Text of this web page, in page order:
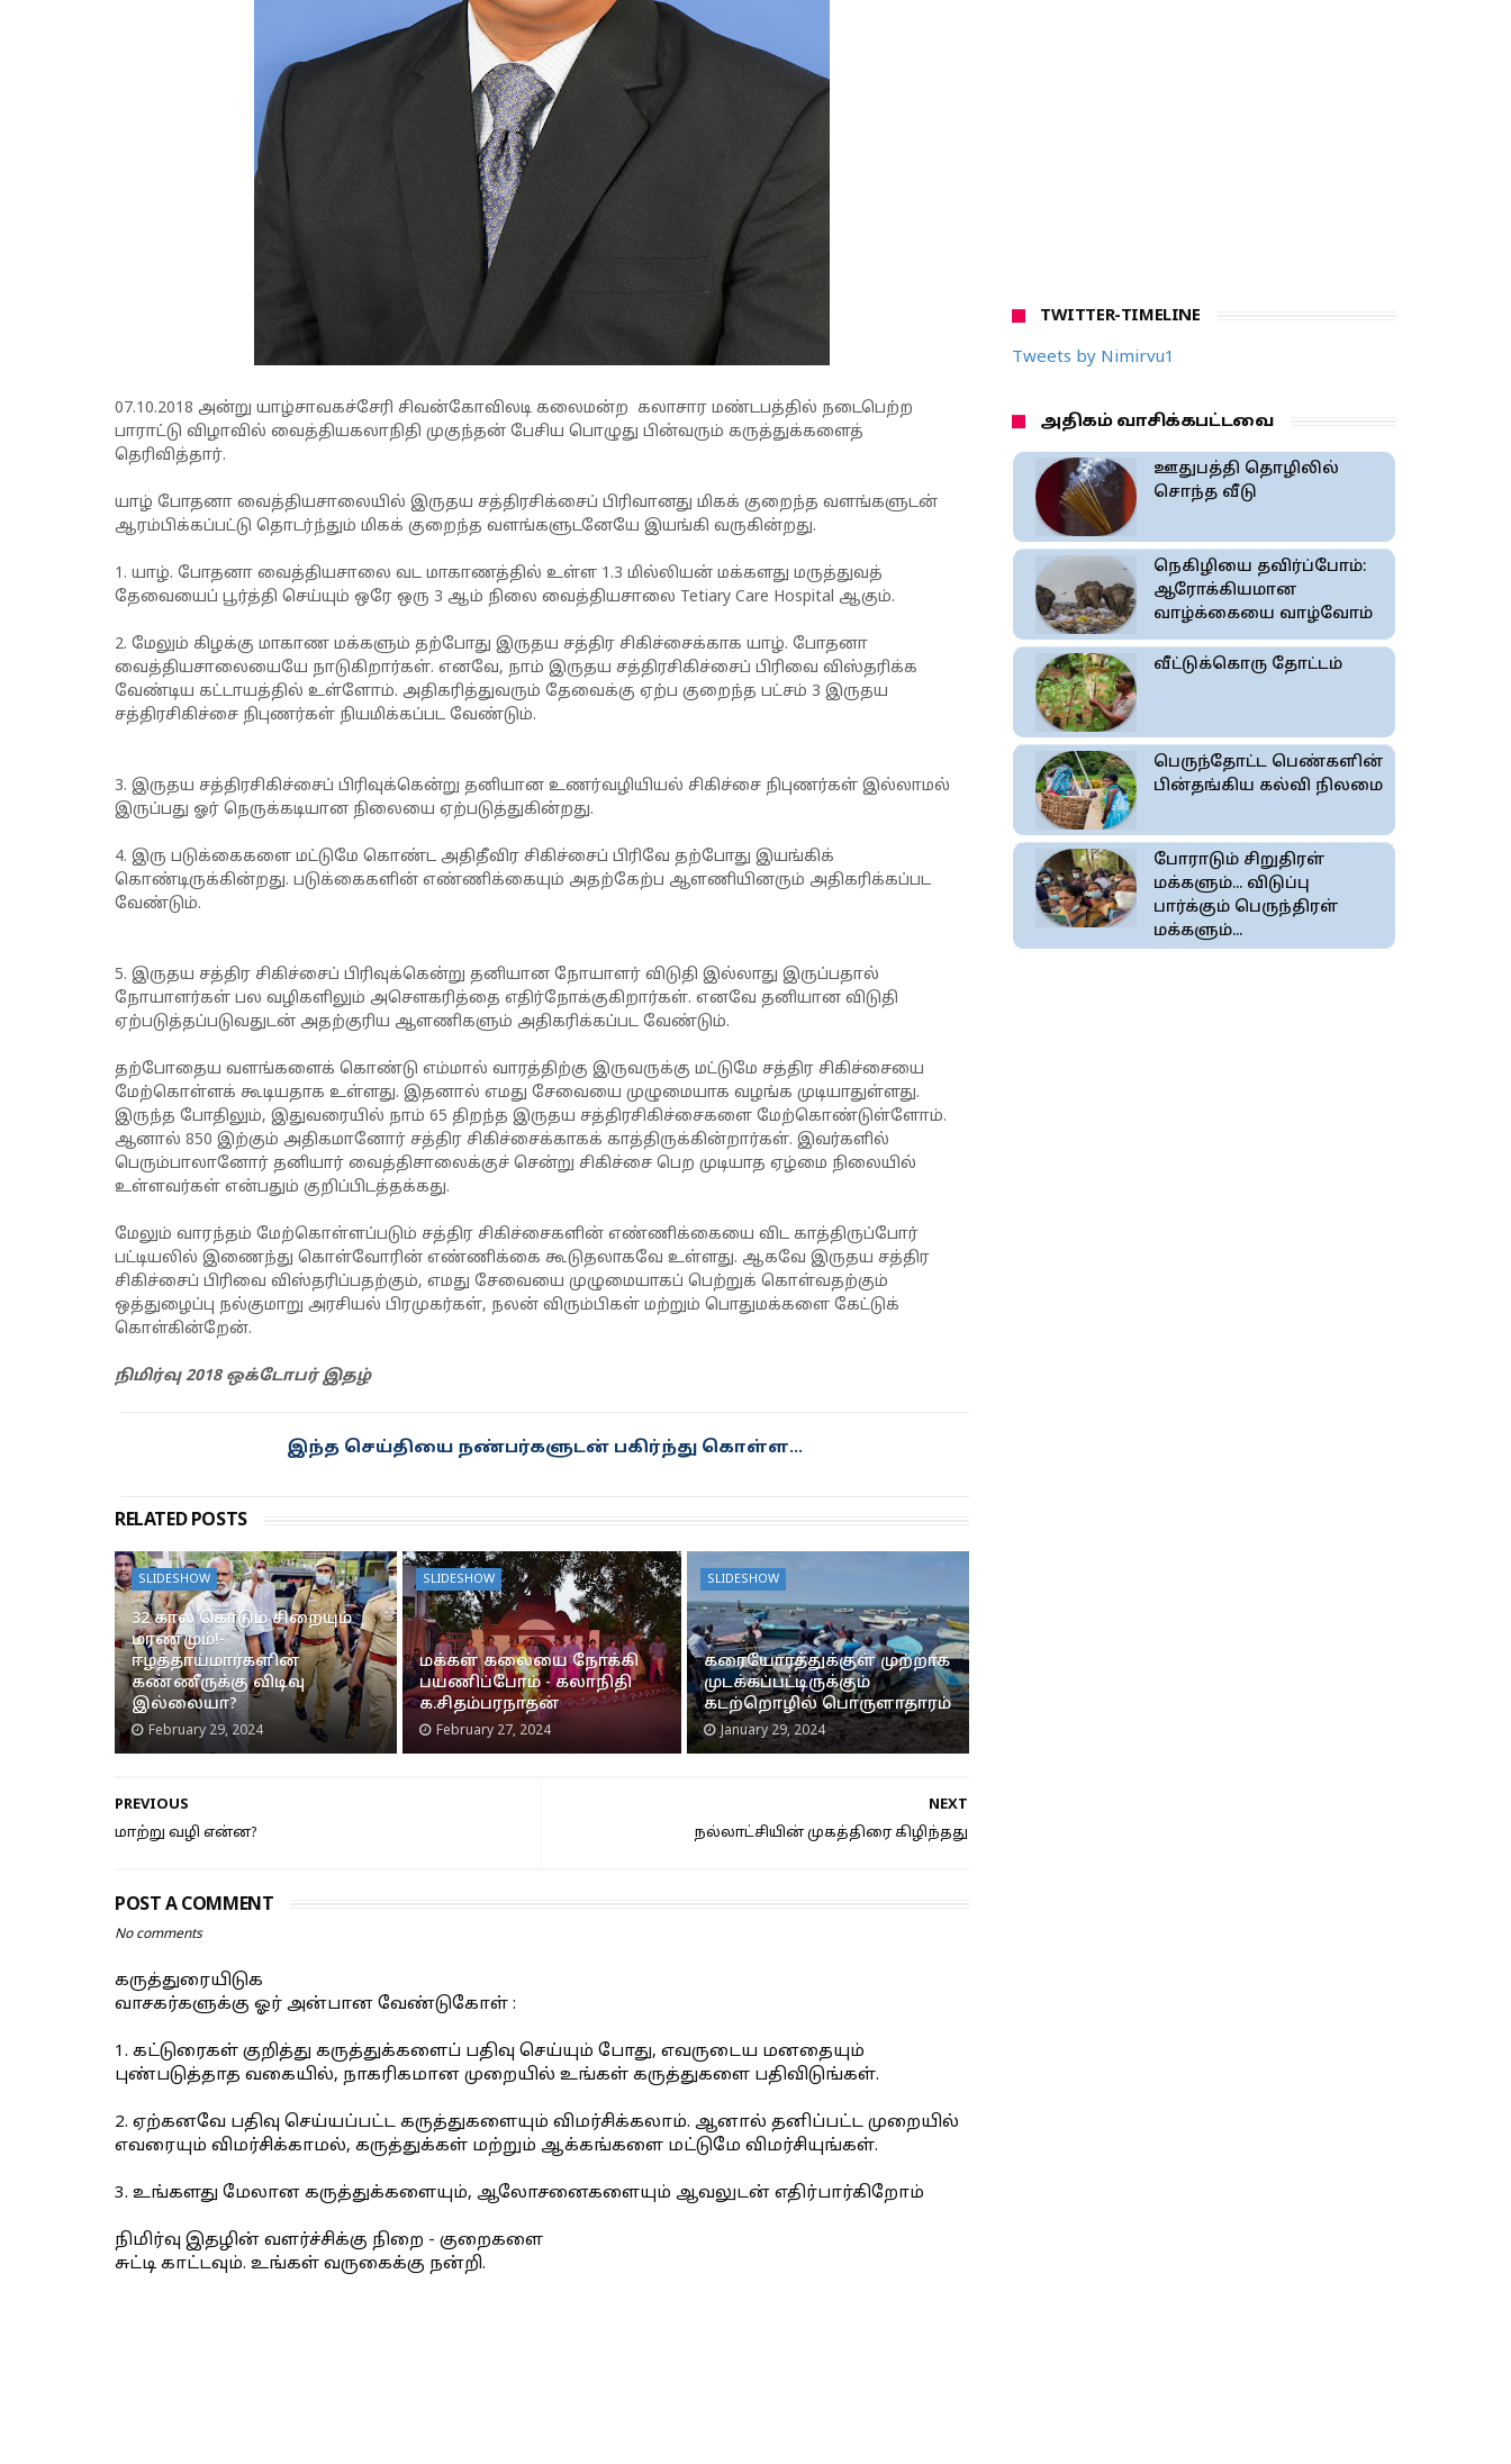
07.10.2018 அன்று யாழ்சாவகச்சேரி சிவன்கோவிலடி கலைமன்ற கலாசார மண்டபத்தில் நடைபெற்ற
பாராட்டு விழாவில் வைத்தியகலாநிதி முகுந்தன் பேசிய பொழுது பின்வரும் கருத்துக்களைத்
தெரிவித்தார்.
யாழ் போதனா வைத்தியசாலையில் இருதய சத்திரசிக்சைப் பிரிவானது மிகக் குறைந்த வளங்களுடன்
ஆரம்பிக்கப்பட்டு தொடர்ந்தும் மிகக் குறைந்த வளங்களுடனேயே இயங்கி வருகின்றது.
1. யாழ். போதனா வைத்தியசாலை வட மாகாணத்தில் உள்ள 1.3 மில்லியன் மக்களது மருத்துவத்
தேவையைப் பூர்த்தி செய்யும் ஒரே ஒரு 3 ஆம் நிலை வைத்தியசாலை Tetiary Care Hospital ஆகும்.
2. மேலும் கிழக்கு மாகாண மக்களும் தற்போது இருதய சத்திர சிகிச்சைக்காக யாழ். போதனா
வைத்தியசாலையையே நாடுகிறார்கள். எனவே, நாம் இருதய சத்திரசிகிச்சைப் பிரிவை விஸ்தரிக்க
வேண்டிய கட்டாயத்தில் உள்ளோம். அதிகரித்துவரும் தேவைக்கு ஏற்ப குறைந்த பட்சம் 3 இருதய
சத்திரசிகிச்சை நிபுணர்கள் நியமிக்கப்பட வேண்டும்.
3. இருதய சத்திரசிகிச்சைப் பிரிவுக்கென்று தனியான உணர்வழியியல் சிகிச்சை நிபுணர்கள் இல்லாமல்
இருப்பது ஓர் நெருக்கடியான நிலையை ஏற்படுத்துகின்றது.
4. இரு படுக்கைகளை மட்டுமே கொண்ட அதிதீவிர சிகிச்சைப் பிரிவே தற்போது இயங்கிக்
கொண்டிருக்கின்றது. படுக்கைகளின் எண்ணிக்கையும் அதற்கேற்ப ஆளணியினரும் அதிகரிக்கப்பட
வேண்டும்.
5. இருதய சத்திர சிகிச்சைப் பிரிவுக்கென்று தனியான நோயாளர் விடுதி இல்லாது இருப்பதால்
நோயாளர்கள் பல வழிகளிலும் அசௌகரித்தை எதிர்நோக்குகிறார்கள். எனவே தனியான விடுதி
ஏற்படுத்தப்படுவதுடன் அதற்குரிய ஆளணிகளும் அதிகரிக்கப்பட வேண்டும்.
தற்போதைய வளங்களைக் கொண்டு எம்மால் வாரத்திற்கு இருவருக்கு மட்டுமே சத்திர சிகிச்சையை
மேற்கொள்ளக் கூடியதாக உள்ளது. இதனால் எமது சேவையை முழுமையாக வழங்க முடியாதுள்ளது.
இருந்த போதிலும், இதுவரையில் நாம் 65 திறந்த இருதய சத்திரசிகிச்சைகளை மேற்கொண்டுள்ளோம்.
ஆனால் 850 இற்கும் அதிகமானோர் சத்திர சிகிச்சைக்காகக் காத்திருக்கின்றார்கள். இவர்களில்
பெரும்பாலானோர் தனியார் வைத்திசாலைக்குச் சென்று சிகிச்சை பெற முடியாத ஏழ்மை நிலையில்
உள்ளவர்கள் என்பதும் குறிப்பிடத்தக்கது.
மேலும் வாரந்தம் மேற்கொள்ளப்படும் சத்திர சிகிச்சைகளின் எண்ணிக்கையை விட காத்திருப்போர்
பட்டியலில் இணைந்து கொள்வோரின் எண்ணிக்கை கூடுதலாகவே உள்ளது. ஆகவே இருதய சத்திர
சிகிச்சைப் பிரிவை விஸ்தரிப்பதற்கும், எமது சேவையை முழுமையாகப் பெற்றுக் கொள்வதற்கும்
ஒத்துழைப்பு நல்குமாறு அரசியல் பிரமுகர்கள், நலன் விரும்பிகள் மற்றும் பொதுமக்களை கேட்டுக்
கொள்கின்றேன்.
நிமிர்வு 2018 ஒக்டோபர் இதழ்
இந்த செய்தியை நண்பர்களுடன் பகிர்ந்து கொள்ள...
RELATED POSTS
SLIDESHOW
32 கால கொடும் சிறையும்
மரணமும்!-
ஈழத்தாய்மார்களின்
கண்ணீருக்கு விடிவு
இல்லையா?
February 29, 2024
SLIDESHOW
மக்கள் கலையை நோக்கி
பயணிப்போம் - கலாநிதி
க.சிதம்பரநாதன்
February 27, 2024
SLIDESHOW
கரையோரத்துக்குள் முற்றாக
முடக்கப்பட்டிருக்கும்
கடற்றொழில் பொருளாதாரம்
January 29, 2024
NEXT
நல்லாட்சியின் முகத்திரை கிழிந்தது
PREVIOUS
மாற்று வழி என்ன?
POST A COMMENT
No comments
கருத்துரையிடுக
வாசகர்களுக்கு ஓர் அன்பான வேண்டுகோள் :
1. கட்டுரைகள் குறித்து கருத்துக்களைப் பதிவு செய்யும் போது, எவருடைய மனதையும்
புண்படுத்தாத வகையில், நாகரிகமான முறையில் உங்கள் கருத்துகளை பதிவிடுங்கள்.
2. ஏற்கனவே பதிவு செய்யப்பட்ட கருத்துகளையும் விமர்சிக்கலாம். ஆனால் தனிப்பட்ட முறையில்
எவரையும் விமர்சிக்காமல், கருத்துக்கள் மற்றும் ஆக்கங்களை மட்டுமே விமர்சியுங்கள்.
3. உங்களது மேலான கருத்துக்களையும், ஆலோசனைகளையும் ஆவலுடன் எதிர்பார்கிறோம்
நிமிர்வு இதழின் வளர்ச்சிக்கு நிறை - குறைகளை
சுட்டி காட்டவும். உங்கள் வருகைக்கு நன்றி.
TWITTER-TIMELINE
Tweets by Nimirvu1
அதிகம் வாசிக்கபட்டவை
ஊதுபத்தி தொழிலில்
சொந்த வீடு
நெகிழியை தவிர்ப்போம்:
ஆரோக்கியமான
வாழ்க்கையை வாழ்வோம்
வீட்டுக்கொரு தோட்டம்
பெருந்தோட்ட பெண்களின்
பின்தங்கிய கல்வி நிலமை
போராடும் சிறுதிரள்
மக்களும்... விடுப்பு
பார்க்கும் பெருந்திரள்
மக்களும்...